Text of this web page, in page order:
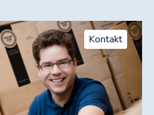
Kontakt